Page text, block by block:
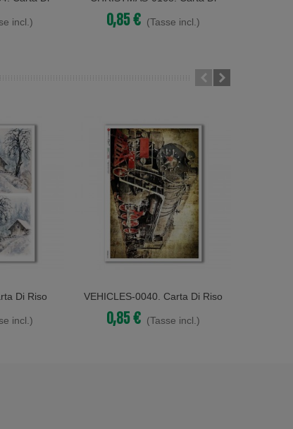
Per
incl.)
Riso Natale Per Decoupage.
0,85 € (Tasse incl.)
Di Riso
incl.)
Acquista
VEHICLES-0040. Carta Di Riso
Veicoli Per Decoupage.
0,85 € (Tasse incl.)